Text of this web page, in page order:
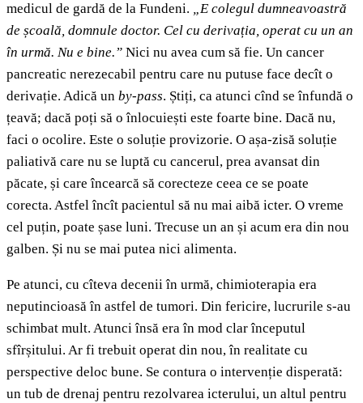
medicul de gardă de la Fundeni. „E colegul dumneavoastră
de școală, domnule doctor. Cel cu derivația, operat cu un an
în urmă. Nu e bine.” Nici nu avea cum să fie. Un cancer
pancreatic nerezecabil pentru care nu putuse face decît o
derivație. Adică un by-pass. Știți, ca atunci cînd se înfundă o
țeavă; dacă poți să o înlocuiești este foarte bine. Dacă nu,
faci o ocolire. Este o soluție provizorie. O așa-zisă soluție
paliativă care nu se luptă cu cancerul, prea avansat din
păcate, și care încearcă să corecteze ceea ce se poate
corecta. Astfel încît pacientul să nu mai aibă icter. O vreme
cel puțin, poate șase luni. Trecuse un an și acum era din nou
galben. Și nu se mai putea nici alimenta.
Pe atunci, cu cîteva decenii în urmă, chimioterapia era
neputincioasă în astfel de tumori. Din fericire, lucrurile s-au
schimbat mult. Atunci însă era în mod clar începutul
sfîrșitului. Ar fi trebuit operat din nou, în realitate cu
perspective deloc bune. Se contura o intervenție disperată:
un tub de drenaj pentru rezolvarea icterului, un altul pentru